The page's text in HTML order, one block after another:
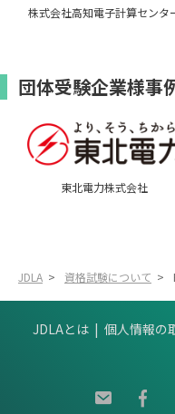
株式会社高知電子計算センタ
団体受験企業様事
東北電力株式会社
JDLA > 資格試験について >
JDLAとは 個人情報の